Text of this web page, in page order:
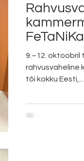
FeTaNiKa
9.–12. oktoobril
rahvusvaheline
tõi kokku Eesti,...